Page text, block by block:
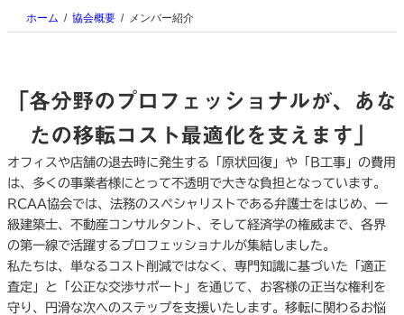
ホーム 協会概要 メンバー紹介
「各分野のプロフェッショナルが、あな
たの移転コスト最適化を支えます」
オフィスや店舗の退去時に発生する「原状回復」や「B工事」の費用
は、多くの事業者様にとって不透明で大きな負担となっています。
RCAA協会では、法務のスペシャリストである弁護士をはじめ、一
級建築士、不動産コンサルタント、そして経済学の権威まで、各界
の第一線で活躍するプロフェッショナルが集結しました。
私たちは、単なるコスト削減ではなく、専門知識に基づいた「適正
査定」と「公正な交渉サポート」を通じて、お客様の正当な権利を
守り、円滑な次へのステップを支援いたします。移転に関わるお悩